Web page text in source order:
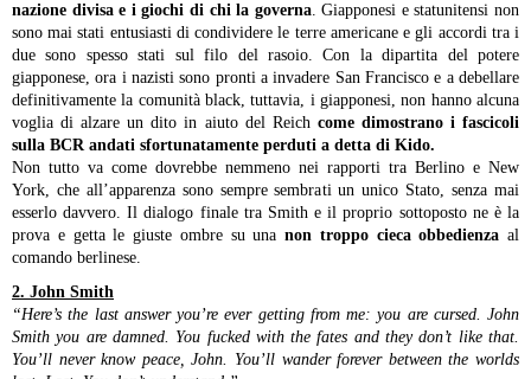
nazione divisa e i giochi di chi la governa. Giapponesi e statunitensi non
sono mai stati entusiasti di condividere le terre americane e gli accordi tra i
due sono spesso stati sul filo del rasoio. Con la dipartita del potere
giapponese, ora i nazisti sono pronti a invadere San Francisco e a debellare
definitivamente la comunità black, tuttavia, i giapponesi, non hanno alcuna
voglia di alzare un dito in aiuto del Reich come dimostrano i fascicoli
sulla BCR andati sfortunatamente perduti a detta di Kido.
Non tutto va come dovrebbe nemmeno nei rapporti tra Berlino e New
York, che all’apparenza sono sempre sembrati un unico Stato, senza mai
esserlo davvero. Il dialogo finale tra Smith e il proprio sottoposto ne è la
prova e getta le giuste ombre su una non troppo cieca obbedienza al
comando berlinese.
2. John Smith
“Here’s the last answer you’re ever getting from me: you are cursed. John
Smith you are damned. You fucked with the fates and they don’t like that.
You’ll never know peace, John. You’ll wander forever between the worlds